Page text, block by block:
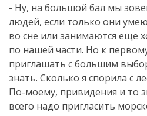
- Ну, на большой бал мы
людей, если только они
во сне или занимаются еще
по нашей части. Но к
приглашать с большим
знать. Сколько я спорила с
По-моему, привидения и то
всего надо пригласить